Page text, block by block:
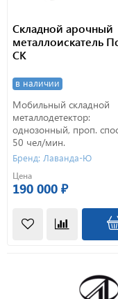
Складной арочный
металлоискатель
СК
в наличии
Мобильный складной
металлодетектор:
однозонный, проп.
50 чел/мин.
Бренд: Лаванда-Ю
Цена
190 000 ₽